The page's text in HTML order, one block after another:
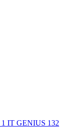
1 IT GENIUS 132